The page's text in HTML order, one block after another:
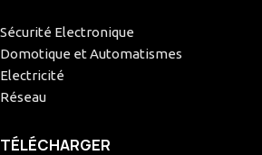
Sécurité Electronique
Domotique et Automatismes
Electricité
Réseau
TÉLÉCHARGER